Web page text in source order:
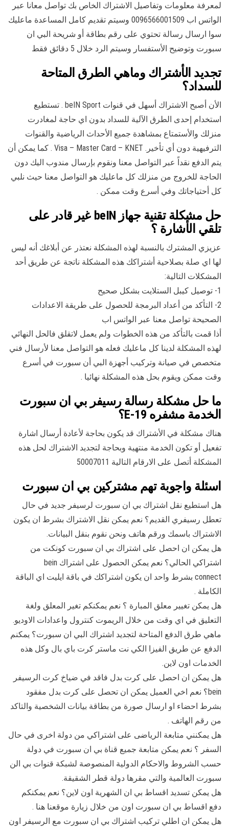
لمعرفة معلومات وتفاصيل الاشتراك الخاص بك تواصل معانا عبر
الواتس اب 0096566001509 وسيتم تقديم كامل المساعدة ماعليك
سوا ارسال رسالة تحتوي على رقم بطاقة أو شريحة البي ان
سبورت وتوضيح الأستفسار وسيتم الرد خلال 5 دقائق فقط
تجديد الأشتراك وماهي الطرق المتاحة
للسداد؟
الأن أصبح الاشتراك أسهل في قنوات beIN Sport . تستطيع
استخدام إحدى الطرق الآلية للسداد بدون اي حاجة لمغادرت
منزلك والأستمتاع بمشاهدة جميع الأحداث الرياضية والقنوات
الترفيهية دون أي تأخير. Visa – Master Card – KNET . كما يمكن أن
يتم الدفع نقداً عبر التواصل معنا ونقوم بإرسال مندوب اليك دون
الحاجة للخروج من منزلك كل ماعليك هو التواصل معنا حيث نلبي
كل أحتياجاتك وفي أسرع وقت ممكن .
حل مشكلة تقنية جهاز beIN غير قادر على
تلقي الأشارة ؟
عزيزي المشترك بالنسبة لهذه المشكلة نعتذر عن أبلاغك أنه ليس
لها اي صلة بصلاحية أشتراكك هذه المشكلة ناتجة عن طريق أحد
المشكلات التالية:
1- توصيل كيبل الستلايت بشكل صحيح
2- التأكد من أعداد البرمجة للحصول على طريقة الاعدادات
الصحيحة تواصل معنا عبر الواتس اب
أذا قمت بالتأكد من هذه الخطوات ولم يعمل لاتقلق فالحل النهائي
لهذه المشكلة لدينا كل ماعليك فعله هو التواصل معنا لأرسال فني
متخصص في صيانة وتركيب أجهزة البي أن سبورت في أسرع
وقت ممكن ويقوم بحل هذه المشكلة نهائيا .
ما حل مشكلة رسالة رسيفر بي ان سبورت
الخدمة مشفره E-19؟
هناك مشكلة في الأشتراك قد يكون بحاجة لأعادة أرسال اشارة
تفعيل أو تكون الخدمة منتهية وبحاجة لتجديد الاشتراك لحل هذه
المشكلة أتصل على الارقام التالية 50007011
اسئلة واجوبة تهم مشتركين بي ان سبورت
هل استطيع نقل اشتراك بي ان سبورت لرسيفر جديد في حال
تعطل رسيفري القديم؟ نعم يمكن نقل الاشتراك بشرط ان يكون
الاشتراك باسمك ورقم هاتف ونحن نقوم بنقل البيانات.
هل يمكن ان احصل على اشتراك بي ان سبورت كونكت من
اشتراكي الحالي؟ نعم يمكن الحصول على اشتراك bein
connect بشرط واحد ان يكون اشتراكك في باقة ايليت اي الباقة
الكاملة .
هل يمكن تغيير معلق المبارة ؟ نعم يمكنكم تغير المعلق ولغة
التعليق في اي وقت من خلال الريموت كنترول واعدادات الاوديو.
ماهي طرق الدفع المتاحة لتجديد اشتراك البي ان سبورت؟ يمكنم
الدفع عن طريق الفيزا الكي نت ماستر كرت باي بال وكل هذه
الخدمات اون لاين.
هل يمكن ان احصل على كرت بدل فاقد في ضياخ كرت الرسيفر
bein؟ نعم اخي العميل يمكن ان تحصل على كرت بدل مفقود
بشرط احضاء او ارسال صورة من بطاقة بيانات الشخصية والتاكد
من رقم الهاتف .
هل يمكنني متابعة الرياضى على اشتراكي من دولة اخرى في حال
السفر ؟ نعم يمكن متابعة جميع قناة بي ان سبورت في دولة
حسب الشروط والاحكام الدولية المنصوصة لشبكة قنوات بي الن
سبورت العالمية والتي مقرها دولة قطر الشقيقة.
هل يمكن تسديد اقساط بي ان الشهرية اون لاين؟ نعم يمكنكم
دفع اقساط بي ان سبورت اون من خلال زيارة موقعنا هنا .
هل يمكن ان اطلي تركيب اشتراك بي ان سبورت مع الرسيفر اون